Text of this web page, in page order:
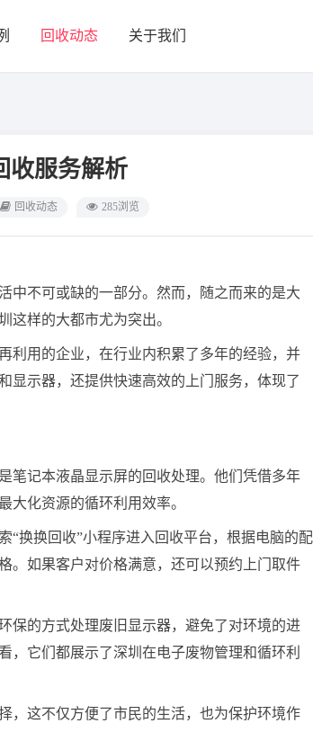
回收动态 关于我们
收服务解析
回收动态 285浏览
中不可或缺的一部分。然而，随之而来的是大
这样的大都市尤为突出。
利用的企业，在行业内积累了多年的经验，并
显示器，还提供快速高效的上门服务，体现了
笔记本液晶显示屏的回收处理。他们凭借多年
大化资源的循环利用效率。
“换换回收”小程序进入回收平台，根据电脑的配
。如果客户对价格满意，还可以预约上门取件
保的方式处理废旧显示器，避免了对环境的进
，它们都展示了深圳在电子废物管理和循环利
，这不仅方便了市民的生活，也为保护环境作